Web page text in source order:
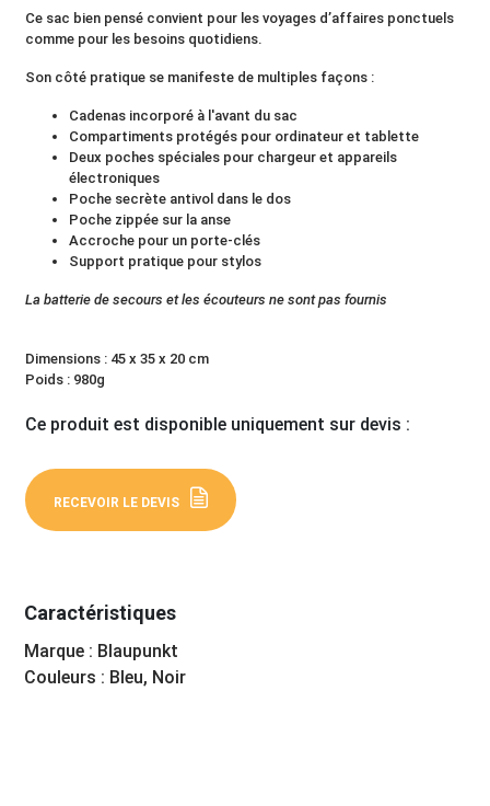
Ce sac bien pensé convient pour les voyages d’affaires ponctuels
comme pour les besoins quotidiens.
Son côté pratique se manifeste de multiples façons :
Cadenas incorporé à l'avant du sac
Compartiments protégés pour ordinateur et tablette
Deux poches spéciales pour chargeur et appareils
électroniques
Poche secrète antivol dans le dos
Poche zippée sur la anse
Accroche pour un porte-clés
Support pratique pour stylos
La batterie de secours et les écouteurs ne sont pas fournis
Dimensions : 45 x 35 x 20 cm
Poids : 980g
Ce produit est disponible uniquement sur devis :
RECEVOIR LE DEVIS
Caractéristiques
Marque : Blaupunkt
Couleurs : Bleu, Noir